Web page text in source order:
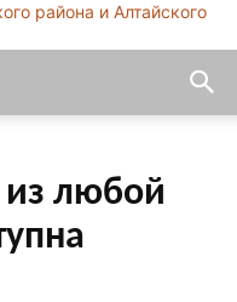
района и Алтайского
любой